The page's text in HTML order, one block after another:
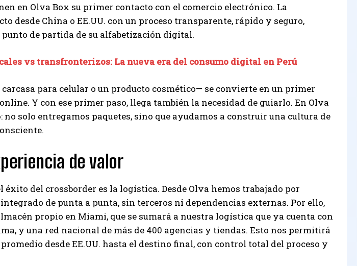
en Olva Box su primer contacto con el comercio electrónico. La
desde China o EE.UU. con un proceso transparente, rápido y seguro,
de partida de su alfabetización digital.
vs transfronterizos: La nueva era del consumo digital en Perú
para celular o un producto cosmético— se convierte en un primer
Y con ese primer paso, llega también la necesidad de guiarlo. En Olva
no solo entregamos paquetes, sino que ayudamos a construir una cultura de
de valor
éxito del crossborder es la logística. Desde Olva hemos trabajado por
de punta a punta, sin terceros ni dependencias externas. Por ello,
propio en Miami, que se sumará a nuestra logística que ya cuenta con
y una red nacional de más de 400 agencias y tiendas. Esto nos permitirá
desde EE.UU. hasta el destino final, con control total del proceso y